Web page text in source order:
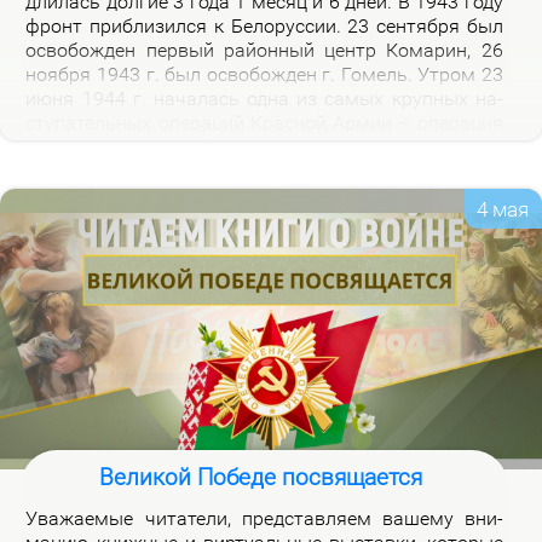
фронт при­бли­зил­ся к Бе­ло­рус­сии. 23 сен­тяб­ря был
осво­бож­ден пер­вый рай­он­ный центр Ко­ма­рин, 26
но­яб­ря 1943 г. был осво­бож­ден г. Го­мель. Утром 23
за­хват­чи­ков с тер­ри­то­рии Бе­ло­рус­сии.
4 мая
Великой Победе посвящается
Ува­жа­е­мые чи­та­те­ли, пред­став­ля­ем ва­ше­му вни­